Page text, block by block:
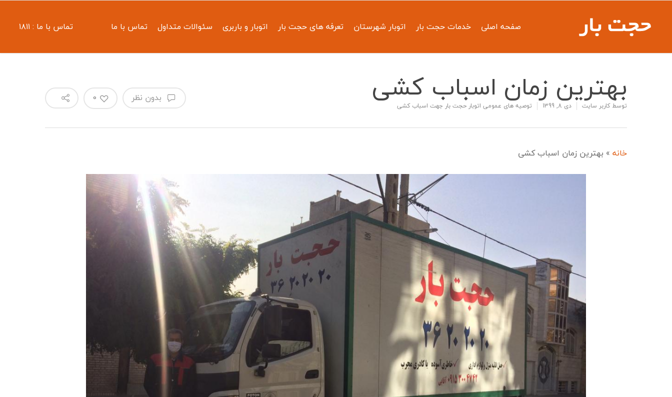
صفحه اصلی خدمات حجت بار اتوبار شهرستان تعرفه های حجت بار اتوبار و باربری سئوالات متداول تماس با ما تماس با ما : ۱۸۱۱
بهترین زمان اسباب کشی
توسط کاربر سایت دی 8, 1399 توصیه های عمومی اتوبار حجت بار جهت اسباب کشی
بدون نظر 0
خانه » بهترین زمان اسباب کشی